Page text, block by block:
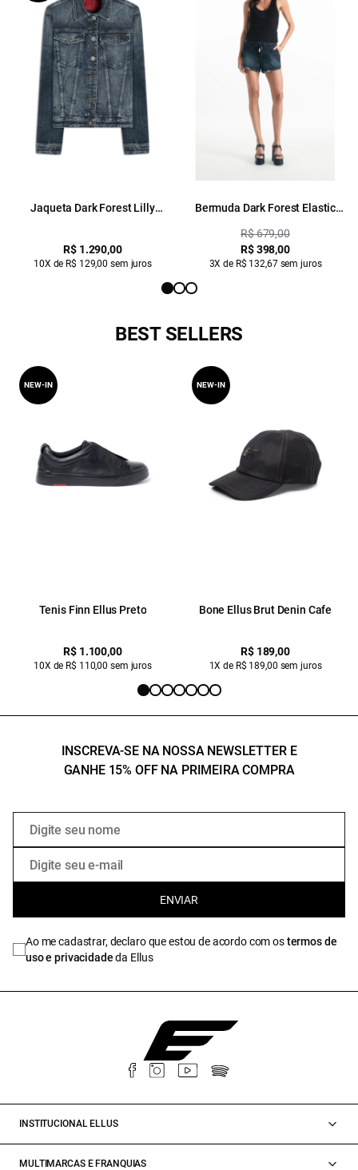
Jaqueta Dark Forest Lilly
R$ 1.290,00
10X de R$ 129,00 sem juros
Bermuda Dark Forest Elastic
Craqulado
R$ 679,00
R$ 398,00
3X de R$ 132,67 sem juros
BEST SELLERS
Tenis Finn Ellus Preto
R$ 1.100,00
10X de R$ 110,00 sem juros
NEW-IN
Bone Ellus Brut Denin Cafe
R$ 189,00
1X de R$ 189,00 sem juros
NEW-IN
INSCREVA-SE NA NOSSA NEWSLETTER E
GANHE 15% OFF NA PRIMEIRA COMPRA
ENVIAR
Ao me cadastrar, declaro que estou de acordo com ostermos de
uso e privacidadeda Ellus
INSTITUCIONAL ELLUS
MULTIMARCAS E FRANQUIAS